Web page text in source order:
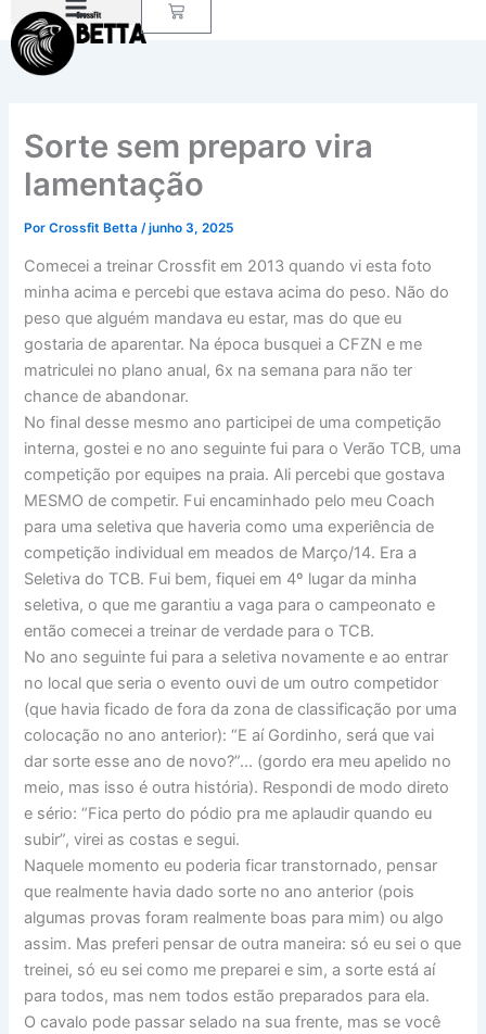
para
Carrinho
Sorte sem preparo vira
lamentação
PorCrossfit Betta/junho 3, 2025
Comecei a treinar Crossfit em 2013 quando vi esta foto
minha acima e percebi que estava acima do peso. Não do
peso que alguém mandava eu estar, mas do que eu
gostaria de aparentar. Na época busquei a CFZN e me
matriculei no plano anual, 6x na semana para não ter
chance de abandonar.
No final desse mesmo ano participei de uma competição
interna, gostei e no ano seguinte fui para o Verão TCB, uma
competição por equipes na praia. Ali percebi que gostava
MESMO de competir. Fui encaminhado pelo meu Coach
para uma seletiva que haveria como uma experiência de
competição individual em meados de Março/14. Era a
Seletiva do TCB. Fui bem, fiquei em 4º lugar da minha
seletiva, o que me garantiu a vaga para o campeonato e
então comecei a treinar de verdade para o TCB.
No ano seguinte fui para a seletiva novamente e ao entrar
no local que seria o evento ouvi de um outro competidor
(que havia ficado de fora da zona de classificação por uma
colocação no ano anterior): “E aí Gordinho, será que vai
dar sorte esse ano de novo?”… (gordo era meu apelido no
meio, mas isso é outra história). Respondi de modo direto
e sério: “Fica perto do pódio pra me aplaudir quando eu
subir”, virei as costas e segui.
Naquele momento eu poderia ficar transtornado, pensar
que realmente havia dado sorte no ano anterior (pois
algumas provas foram realmente boas para mim) ou algo
assim. Mas preferi pensar de outra maneira: só eu sei o que
treinei, só eu sei como me preparei e sim, a sorte está aí
para todos, mas nem todos estão preparados para ela.
O cavalo pode passar selado na sua frente, mas se você